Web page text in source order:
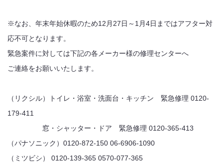
※なお、年末年始休暇のため12月27日～1月4日まではアフター対
応不可となります。
緊急案件に対しては下記の各メーカー様の修理センターへ
ご連絡をお願いいたします。
（リクシル）トイレ・浴室・洗面台・キッチン 緊急修理 0120-
179-411
窓・シャッター・ドア 緊急修理 0120-365-413
（パナソニック）0120-872-150 06-6906-1090
（ミツビシ） 0120-139-365 0570-077-365